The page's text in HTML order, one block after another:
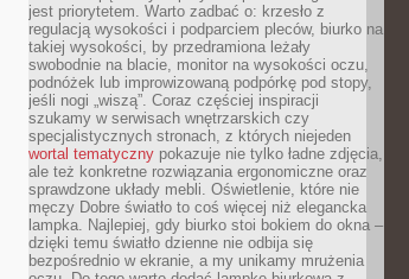
jest priorytetem. Warto zadbać o: krzesło z
regulacją wysokości i podparciem pleców, biurko na
takiej wysokości, by przedramiona leżały
swobodnie na blacie, monitor na wysokości oczu,
podnóżek lub improwizowaną podpórkę pod stopy,
jeśli nogi „wiszą”. Coraz częściej inspiracji
szukamy w serwisach wnętrzarskich czy
specjalistycznych stronach, z których niejeden
wortal tematyczny pokazuje nie tylko ładne zdjęcia,
ale też konkretne rozwiązania ergonomiczne oraz
sprawdzone układy mebli. Oświetlenie, które nie
męczy Dobre światło to coś więcej niż elegancka
lampka. Najlepiej, gdy biurko stoi bokiem do okna –
dzięki temu światło dzienne nie odbija się
bezpośrednio w ekranie, a my unikamy mrużenia